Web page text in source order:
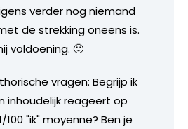
verder nog niemand
de strekking oneens is.
voldoening. 🙂
vragen: Begrijp ik
inhoudelijk reageert op
"ik" moyenne? Ben je